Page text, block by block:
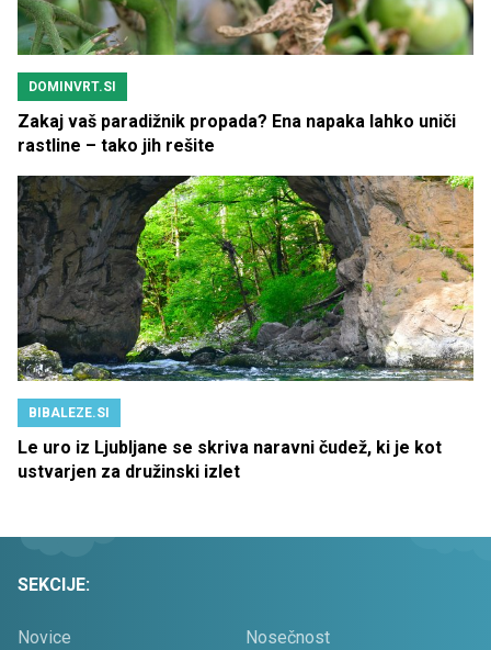
DOMINVRT.SI
Zakaj vaš paradižnik propada? Ena napaka lahko uniči
rastline – tako jih rešite
BIBALEZE.SI
Le uro iz Ljubljane se skriva naravni čudež, ki je kot
ustvarjen za družinski izlet
SEKCIJE:
Novice Nosečnost